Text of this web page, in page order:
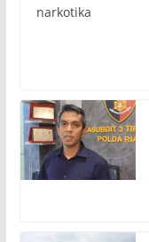
narkotika